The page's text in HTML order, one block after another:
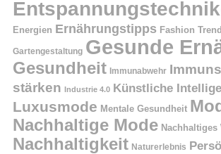
Energien Ernährungstipps Fashion
Gartengestaltung Gesunde
Gesundheit Immunabwehr
stärken Industrie 4.0 Künstliche
Luxusmode Mentale Gesundheit
Nachhaltige Mode Nachhaltiges
Nachhaltigkeit Naturerlebnis